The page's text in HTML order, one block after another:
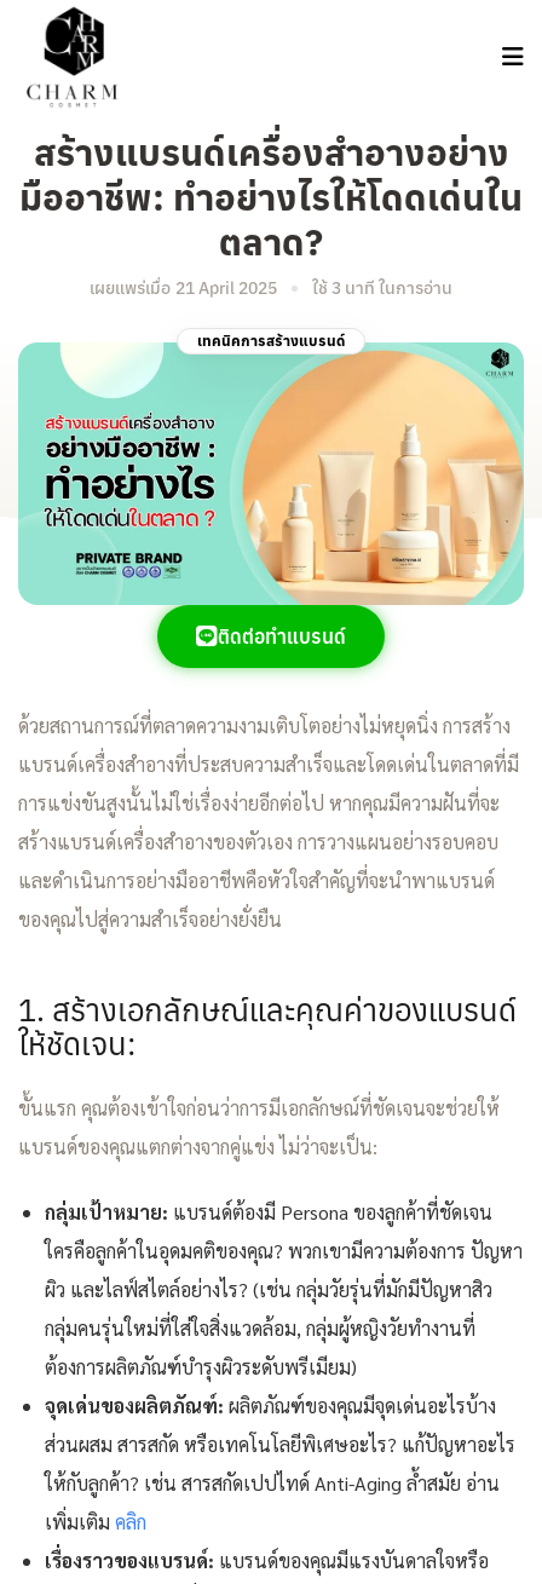
สร้างแบรนด์เครื่องสำอางอย่าง
มืออาชีพ: ทำอย่างไรให้โดดเด่นใน
ตลาด?
เผยแพร่เมื่อ 21 April 2025 ใช้ 3 นาที ในการอ่าน
เทคนิคการสร้างแบรนด์
ติดต่อทำแบรนด์
ด้วยสถานการณ์ที่ตลาดความงามเติบโตอย่างไม่หยุดนิ่ง การสร้าง
แบรนด์เครื่องสำอางที่ประสบความสำเร็จและโดดเด่นในตลาดที่มี
การแข่งขันสูงนั้นไม่ใช่เรื่องง่ายอีกต่อไป หากคุณมีความฝันที่จะ
สร้างแบรนด์เครื่องสำอางของตัวเอง การวางแผนอย่างรอบคอบ
และดำเนินการอย่างมืออาชีพคือหัวใจสำคัญที่จะนำพาแบรนด์
ของคุณไปสู่ความสำเร็จอย่างยั่งยืน
1. สร้างเอกลักษณ์และคุณค่าของแบรนด์
ให้ชัดเจน:
ขั้นแรก คุณต้องเข้าใจก่อนว่าการมีเอกลักษณ์ที่ชัดเจนจะช่วยให้
แบรนด์ของคุณแตกต่างจากคู่แข่ง ไม่ว่าจะเป็น:
กลุ่มเป้าหมาย: แบรนด์ต้องมี Persona ของลูกค้าที่ชัดเจน
ใครคือลูกค้าในอุดมคติของคุณ? พวกเขามีความต้องการ ปัญหา
ผิว และไลฟ์สไตล์อย่างไร? (เช่น กลุ่มวัยรุ่นที่มักมีปัญหาสิว
กลุ่มคนรุ่นใหม่ที่ใส่ใจสิ่งแวดล้อม, กลุ่มผู้หญิงวัยทำงานที่
ต้องการผลิตภัณฑ์บำรุงผิวระดับพรีเมียม)
จุดเด่นของผลิตภัณฑ์: ผลิตภัณฑ์ของคุณมีจุดเด่นอะไรบ้าง
ส่วนผสม สารสกัด หรือเทคโนโลยีพิเศษอะไร? แก้ปัญหาอะไร
ให้กับลูกค้า? เช่น สารสกัดเปปไทด์ Anti-Aging ล้ำสมัย อ่าน
เพิ่มเติมคลิก
เรื่องราวของแบรนด์: แบรนด์ของคุณมีแรงบันดาลใจหรือ